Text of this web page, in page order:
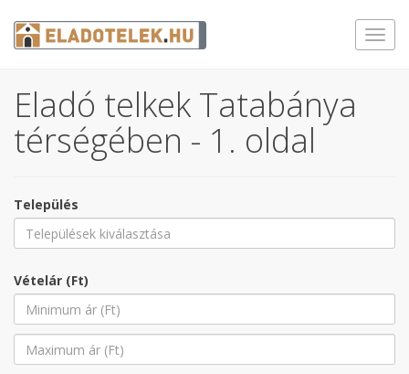
Eladó telkek Tatabánya
térségében - 1. oldal
Település
Vételár (Ft)